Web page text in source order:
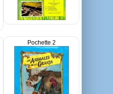
Pochette 2